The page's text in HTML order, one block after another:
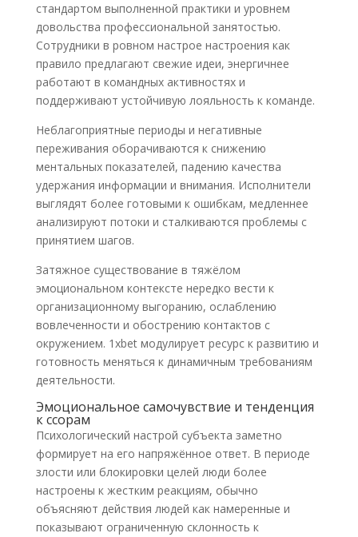
стандартом выполненной практики и уровнем
довольства профессиональной занятостью.
Сотрудники в ровном настрое настроения как
правило предлагают свежие идеи, энергичнее
работают в командных активностях и
поддерживают устойчивую лояльность к команде.
Неблагоприятные периоды и негативные
переживания оборачиваются к снижению
ментальных показателей, падению качества
удержания информации и внимания. Исполнители
выглядят более готовыми к ошибкам, медленнее
анализируют потоки и сталкиваются проблемы с
принятием шагов.
Затяжное существование в тяжёлом
эмоциональном контексте нередко вести к
организационному выгоранию, ослаблению
вовлеченности и обострению контактов с
окружением. 1xbet модулирует ресурс к развитию и
готовность меняться к динамичным требованиям
деятельности.
Эмоциональное самочувствие и тенденция
к ссорам
Психологический настрой субъекта заметно
формирует на его напряжённое ответ. В периоде
злости или блокировки целей люди более
настроены к жестким реакциям, обычно
объясняют действия людей как намеренные и
показывают ограниченную склонность к